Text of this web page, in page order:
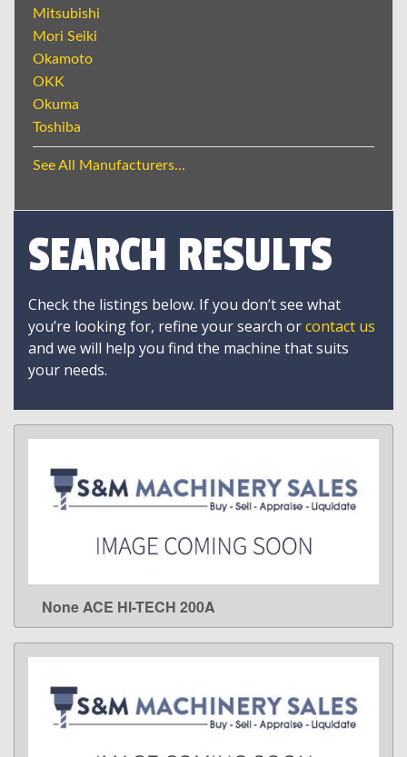
Mitsubishi
Mori Seiki
Okamoto
OKK
Okuma
Toshiba
See All Manufacturers...
SEARCH RESULTS
Check the listings below. If you don’t see what
you’re looking for, refine your search orcontact us
and we will help you find the machine that suits
your needs.
LEARN MORE
None ACE HI-TECH 200A